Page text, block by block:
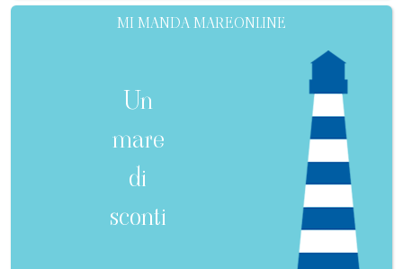
MI MANDA MAREONLINE
Un
mare
di
sconti